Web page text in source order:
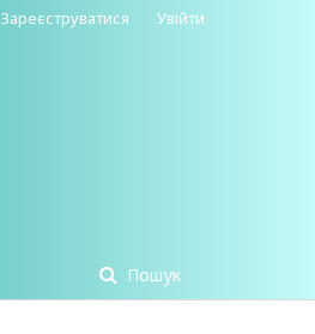
Пошук
Зареєструватися Увійти